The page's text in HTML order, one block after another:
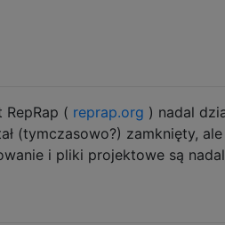
( reprap.org ) nadal
(tymczasowo?) zamknięty,
i pliki projektowe są